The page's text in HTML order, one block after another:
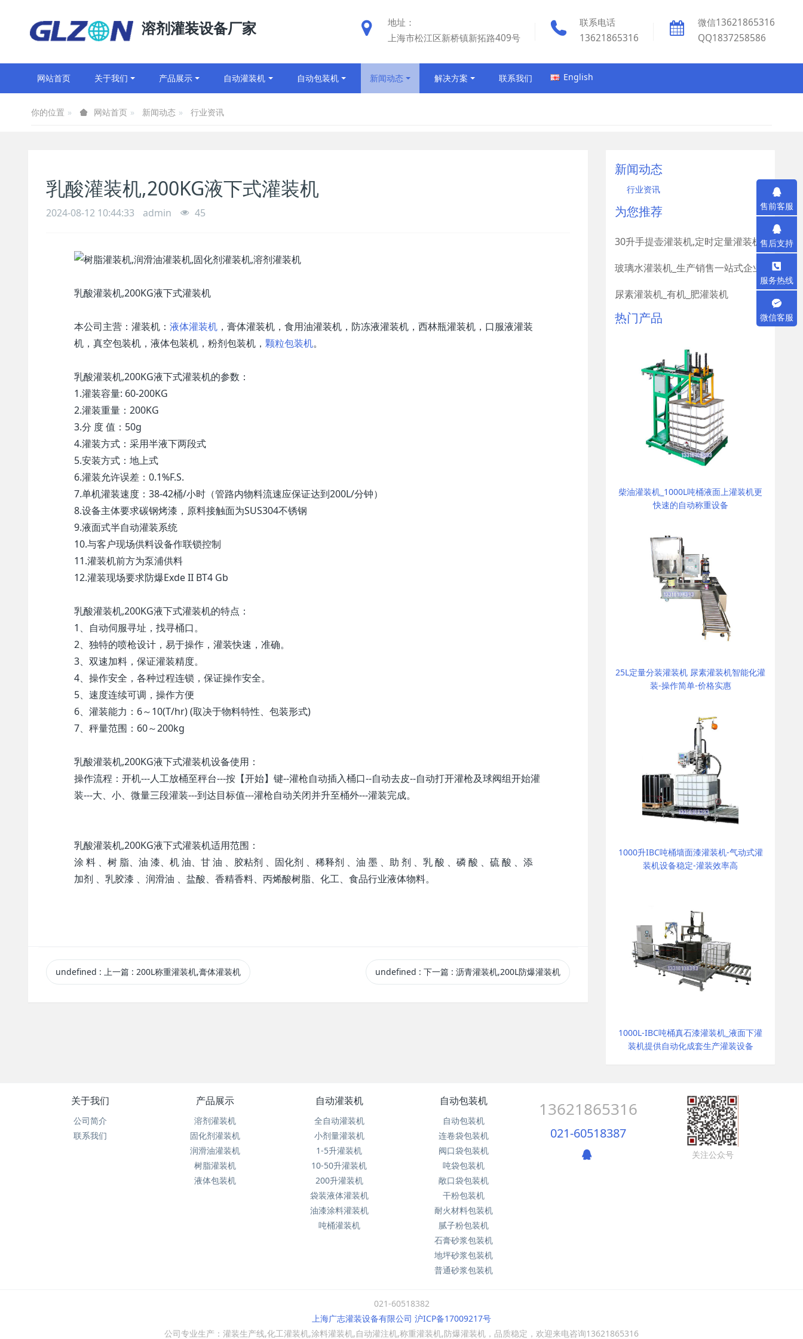
地址：
上海市松江区新桥镇新拓路409号
联系电话
13621865316
微信13621865316
QQ1837258586
溶剂灌装设备厂家
网站首页 关于我们 产品展示 自动灌装机 自动包装机 新闻动态 解决方案 联系我们 English
你的位置 网站首页 新闻动态 行业资讯
乳酸灌装机,200KG液下式灌装机
2024-08-12 10:44:33 admin 45
乳酸灌装机,200KG液下式灌装机
本公司主营：灌装机： 液体灌装机，膏体灌装机，食用油灌装机，防冻液灌装机，西林瓶灌装机，口服液灌装
机，真空包装机，液体包装机，粉剂包装机， 颗粒包装机。
乳酸灌装机,200KG液下式灌装机的参数：
1.灌装容量: 60-200KG
2.灌装重量：200KG
3.分 度 值：50g
4.灌装方式：采用半液下两段式
5.安装方式：地上式
6.灌装允许误差：0.1%F.S.
7.单机灌装速度：38-42桶/小时（管路内物料流速应保证达到200L/分钟）
8.设备主体要求碳钢烤漆，原料接触面为SUS304不锈钢
9.液面式半自动灌装系统
10.与客户现场供料设备作联锁控制
11.灌装机前方为泵浦供料
12.灌装现场要求防爆Exde II BT4 Gb
乳酸灌装机,200KG液下式灌装机的特点：
1、自动伺服寻址，找寻桶口。
2、独特的喷枪设计，易于操作，灌装快速，准确。
3、双速加料，保证灌装精度。
4、操作安全，各种过程连锁，保证操作安全。
5、速度连续可调，操作方便
6、灌装能力：6～10(T/hr) (取决于物料特性、包装形式)
7、秤量范围：60～200kg
乳酸灌装机,200KG液下式灌装机设备使用：
操作流程：开机---人工放桶至秤台---按【开始】键--灌枪自动插入桶口--自动去皮--自动打开灌枪及球阀组开始灌
装---大、小、微量三段灌装---到达目标值---灌枪自动关闭并升至桶外---灌装完成。
乳酸灌装机,200KG液下式灌装机适用范围：
涂 料 、树 脂、油 漆、机 油、甘 油 、胶粘剂 、固化剂 、稀释剂 、油 墨 、助 剂 、乳 酸 、磷 酸 、硫 酸 、添
加剂 、乳胶漆 、润滑油 、盐酸、香精香料、丙烯酸树脂、化工、食品行业液体物料。
undefined : 上一篇 : 200L称重灌装机,膏体灌装机 undefined :下一篇 : 沥青灌装机,200L防爆灌装机
新闻动态
行业资讯
为您推荐
30升手提壶灌装机,定时定量灌装机
玻璃水灌装机_生产销售一站式企业
尿素灌装机_有机_肥灌装机
热门产品
柴油灌装机_1000L吨桶液面上灌装机更
快速的自动称重设备
25L定量分装灌装机 尿素灌装机智能化灌
装-操作简单-价格实惠
1000升IBC吨桶墙面漆灌装机-气动式灌
装机设备稳定-灌装效率高
1000L-IBC吨桶真石漆灌装机_液面下灌
装机提供自动化成套生产灌装设备
关于我们
公司简介
联系我们
产品展示
溶剂灌装机
固化剂灌装机
润滑油灌装机
树脂灌装机
液体包装机
自动灌装机
全自动灌装机
小剂量灌装机
1-5升灌装机
10-50升灌装机
200升灌装机
袋装液体灌装机
油漆涂料灌装机
吨桶灌装机
自动包装机
自动包装机
连卷袋包装机
阀口袋包装机
吨袋包装机
敞口袋包装机
干粉包装机
耐火材料包装机
腻子粉包装机
石膏砂浆包装机
地坪砂浆包装机
普通砂浆包装机
13621865316
021-60518387
关注公众号
021-60518382
上海广志灌装设备有限公司 沪ICP备17009217号
公司专业生产：灌装生产线,化工灌装机,涂料灌装机,自动灌注机,称重灌装机,防爆灌装机，品质稳定，欢迎来电咨询13621865316
售前客服
售后支持
服务热线
微信客服